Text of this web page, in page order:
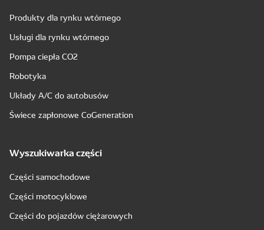
Produkty dla rynku wtórnego
Usługi dla rynku wtórnego
Pompa ciepła CO2
Robotyka
Układy A/C do autobusów
Świece zapłonowe CoGeneration
Wyszukiwarka części
Części samochodowe
Części motocyklowe
Części do pojazdów ciężarowych